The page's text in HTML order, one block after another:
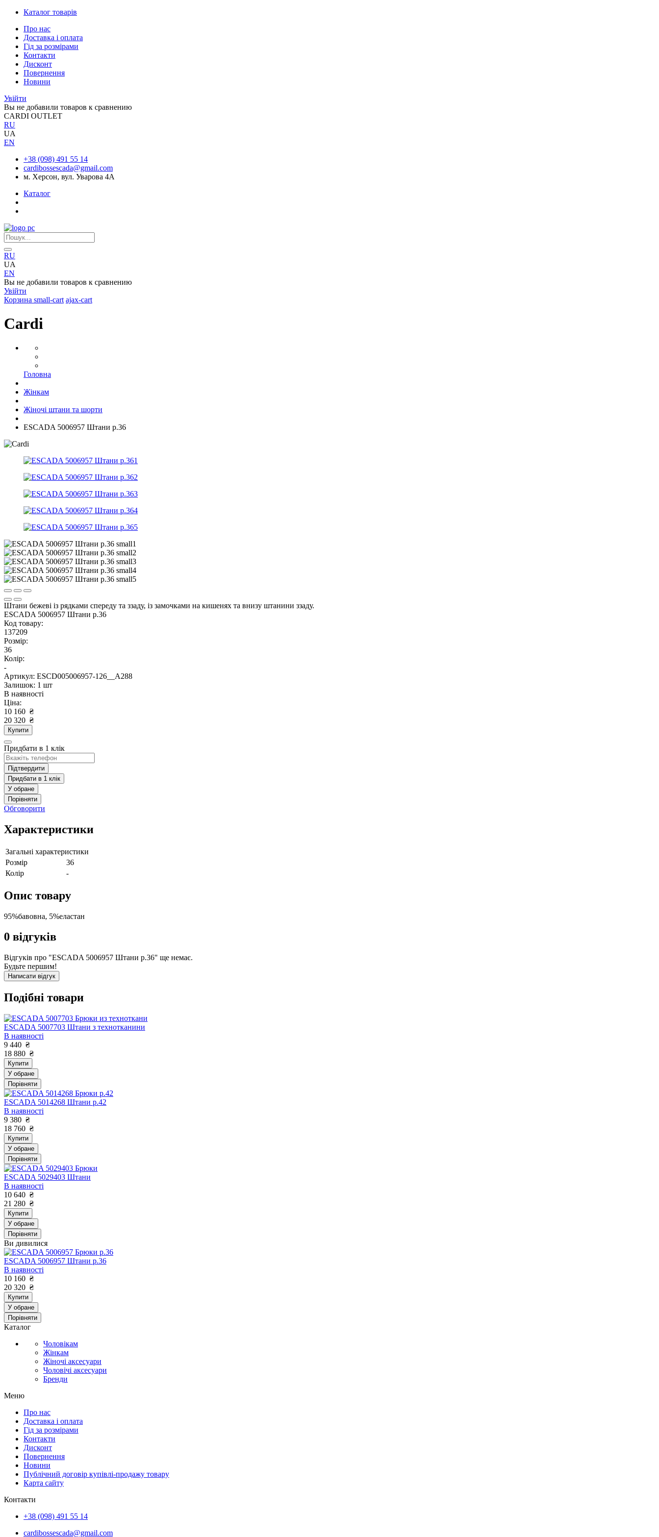
Каталог товарів
Про нас
Доставка і оплата
Гід за розмірами
Контакти
Дисконт
Повернення
Новини
Увійти
Вы не добавили товаров к сравнению
CARDI OUTLET
RU
UA
EN
+38 (098) 491 55 14
cardibossescada@gmail.com
м. Херсон, вул. Уварова 4А
Каталог
RU
UA
EN
Вы не добавили товаров к сравнению
Увійти
Корзина small-cart ajax-cart
Cardi
Головна
Жінкам
Жіночі штани та шорти
ESCADA 5006957 Штани р.36
Штани бежеві із рядками спереду та ззаду, із замочками на кишенях та внизу штанини ззаду.
ESCADA 5006957 Штани р.36
Код товару:
137209
Розмір:
36
Колір:
-
Артикул: ESCD005006957-126__A288
Залишок: 1 шт
В наявності
Ціна:
10 160 ₴
20 320 ₴
Купити
Придбати в 1 клік
Підтвердити
Придбати в 1 клік
У обране
Порівняти
Обговорити
Характеристики
Загальні характеристики
Розмір
36
Колір
-
Опис товару
95%бавовна, 5%еластан
0 відгуків
Відгуків про "ESCADA 5006957 Штани р.36" ще немає.
Будьте першим!
Написати відгук
Подібні товари
ESCADA 5007703 Штани з технотканини
В наявності
9 440 ₴
18 880 ₴
Купити
У обране
Порівняти
ESCADA 5014268 Штани р.42
В наявності
9 380 ₴
18 760 ₴
Купити
У обране
Порівняти
ESCADA 5029403 Штани
В наявності
10 640 ₴
21 280 ₴
Купити
У обране
Порівняти
Ви дивилися
ESCADA 5006957 Штани р.36
В наявності
10 160 ₴
20 320 ₴
Купити
У обране
Порівняти
Каталог
Чоловікам
Жінкам
Жіночі аксесуари
Чоловічі аксесуари
Бренди
Меню
Про нас
Доставка і оплата
Гід за розмірами
Контакти
Дисконт
Повернення
Новини
Публічний договір купівлі-продажу товару
Карта сайту
Контакти
+38 (098) 491 55 14
cardibossescada@gmail.com